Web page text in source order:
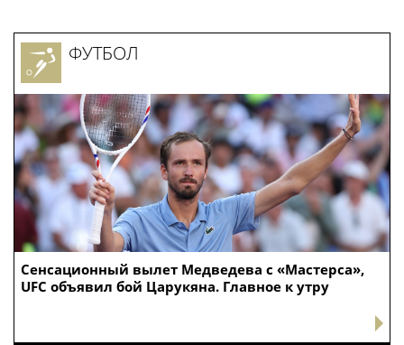
Сенсационный вылет Медведева с «Мастерса»,
UFC объявил бой Царукяна. Главное к утру
ФУТБОЛ